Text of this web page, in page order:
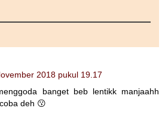
2018 pukul 19.17
banget beb lentikk manjaahh
deh 😗